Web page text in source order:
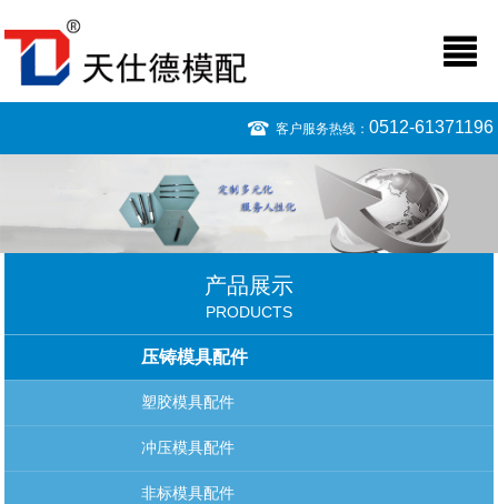
客户服务热线： 0512-61371196
产品展示
PRODUCTS
压铸模具配件
塑胶模具配件
冲压模具配件
非标模具配件